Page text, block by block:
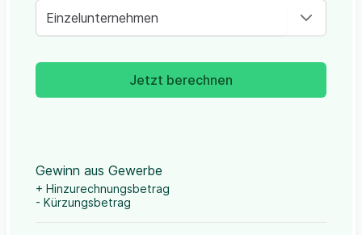
Einzelunternehmen
Jetzt berechnen
Gewinn aus Gewerbe
+ Hinzurechnungsbetrag
- Kürzungsbetrag